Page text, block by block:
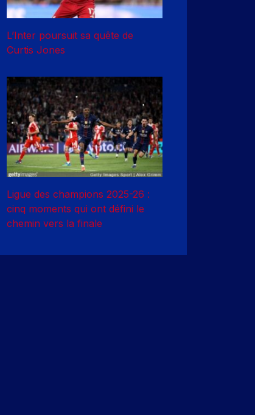
L’Inter poursuit sa quête de
Curtis Jones
Ligue des champions 2025-26 :
cinq moments qui ont défini le
chemin vers la finale